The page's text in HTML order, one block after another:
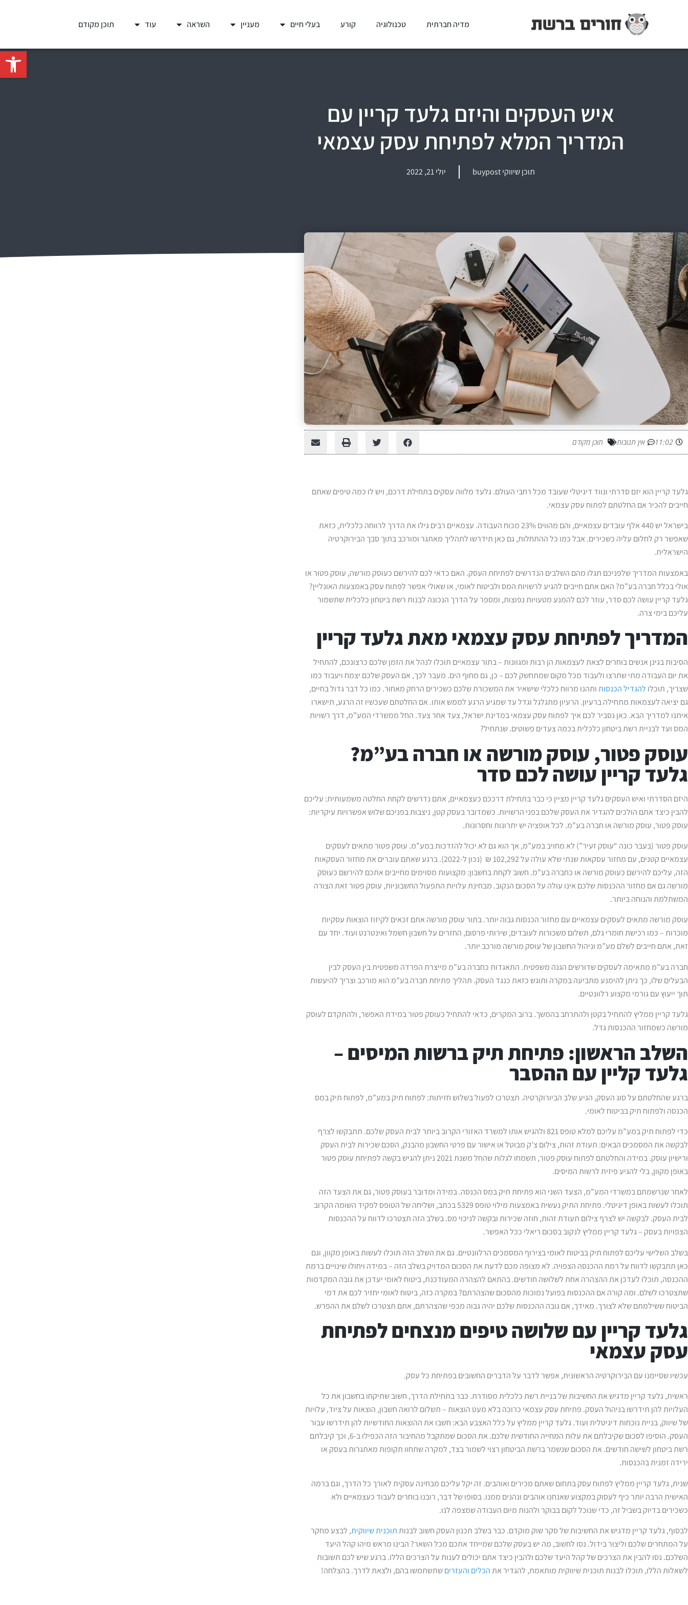
פתח
מדיה חברתית טכנולוגיה קורע בעלי חיים מעניין השראה עוד תוכן מקודם
איש העסקים והיזם גלעד קריין עם
המדריך המלא לפתיחת עסק עצמאי
תוכן שיווקי buypost יולי 21, 2022
11:02 אין תגובות תוכן מקודם
גלעד קריין הוא יזם סדרתי ונווד דיגיטלי שעובד מכל רחבי העולם. גלעד מלווה עסקים בתחילת דרכם, ויש לו כמה טיפים שאתם
חייבים להכיר אם החלטתם לפתוח עסק עצמאי.
בישראל יש 440 אלף עובדים עצמאיים, והם מהווים 23% מכוח העבודה. עצמאיים רבים גילו את הדרך לרווחה כלכלית, כזאת
שאפשר רק לחלום עליה כשכירים. אבל כמו כל ההתחלות, גם כאן תידרשו לתהליך מאתגר ומורכב בתוך סבך הבירוקרטיה
הישראלית.
באמצעות המדריך שלפניכם תגלו מהם השלבים הנדרשים לפתיחת העסק. האם כדאי לכם להירשם כעוסק מורשה, עוסק פטור או
אולי בכלל חברה בע”מ? האם אתם חייבים להגיע לרשויות המס ולביטוח לאומי, או שאולי אפשר לפתוח עסק באמצעות האונליין?
גלעד קריין עושה לכם סדר, עוזר לכם להמנע מטעויות נפוצות, ומספר על הדרך הנכונה לבנות רשת ביטחון כלכלית שתשמור
עליכם בימי צרה.
המדריך לפתיחת עסק עצמאי מאת גלעד קריין
הסיבות בגינן אנשים בוחרים לצאת לעצמאות הן רבות ומגוונות – בתור עצמאיים תוכלו לנהל את הזמן שלכם כרצונכם, להתחיל
את יום העבודה מתי שתרצו ולעבוד מכל מקום שמתחשק לכם – כן, גם מחוף הים. מעבר לכך, אם העסק שלכם יצמח ויעבוד כמו
שצריך, תוכלו להגדיל הכנסותותהנו מרווח כלכלי שישאיר את המשכורת שלכם כשכירים הרחק מאחור. כמו כל דבר גדול בחיים,
גם יציאה לעצמאות מתחילה ברעיון. הרעיון מתגלגל וגדל עד שמגיע הרגע לממש אותו. אם החלטתם שעכשיו זה הרגע, תישארו
איתנו למדריך הבא. כאן נסביר לכם איך לפתוח עסק עצמאי במדינת ישראל, צעד אחר צעד. החל ממשרדי המע”מ, דרך רשויות
המס ועד לבניית רשת ביטחון כלכלית בכמה צעדים פשוטים. שנתחיל?
עוסק פטור, עוסק מורשה או חברה בע”מ?
גלעד קריין עושה לכם סדר
היזם הסדרתי ואיש העסקים גלעד קריין מציין כי כבר בתחילת דרככם כעצמאיים, אתם נדרשים לקחת החלטה משמעותית: עליכם
להבין כיצד אתם הולכים להגדיר את העסק שלכם בפני הרשויות. כשמדובר בעסק קטן, ניצבות בפניכם שלוש אפשרויות עיקריות:
עוסק פטור, עוסק מורשה או חברה בע”מ. לכל אופציה יש יתרונות וחסרונות.
עוסק פטור (בעבר כונה “עוסק זעיר”) לא מחויב במע”מ, אך הוא גם לא יכול להזדכות במע”מ. עוסק פטור מתאים לעסקים
עצמאיים קטנים, עם מחזור עסקאות שנתי שלא עולה על 102,292 ₪ (נכון ל-2022). ברגע שאתם עוברים את מחזור העסקאות
הזה, עליכם להירשם כעוסק מורשה או כחברה בע”מ. חשוב לקחת בחשבון: מקצועות מסוימים מחייבים אתכם להירשם כעוסק
מורשה גם אם מחזור ההכנסות שלכם אינו עולה על הסכום הנקוב. מבחינת עלויות התפעול החשבוניות, עוסק פטור זאת הצורה
המשתלמת והנוחה ביותר.
עוסק מורשה מתאים לעסקים עצמאיים עם מחזור הכנסות גבוה יותר. בתור עוסק מורשה אתם זכאים לקיזוז הוצאות עסקיות
מוכרות – כמו רכישת חומרי גלם, תשלום משכורות לעובדים, שירותי פרסום, החזרים על חשבון חשמל ואינטרנט ועוד. יחד עם
זאת, אתם חייבים לשלם מע”מ וניהול החשבון של עוסק מורשה מורכב יותר.
חברה בע”מ מתאימה לעסקים שדורשים הגנה משפטית. התאגדות כחברה בע”מ מייצרת הפרדה משפטית בין העסק לבין
הבעלים שלו, כך ניתן להימנע מתביעה במקרה ותוגש כזאת כנגד העסק. תהליך פתיחת חברה בע”מ הוא מורכב וצריך להיעשות
תוך ייעוץ עם גורמי מקצוע רלוונטיים.
גלעד קריין ממליץ להתחיל בקטן ולהתרחב בהמשך. ברוב המקרים, כדאי להתחיל כעוסק פטור במידת האפשר, ולהתקדם לעוסק
מורשה כשמחזור ההכנסות גדל.
השלב הראשון: פתיחת תיק ברשות המיסים –
גלעד קליין עם ההסבר
ברגע שהחלטתם על סוג העסק, הגיע שלב הביורוקרטיה. תצטרכו לפעול בשלוש חזיתות: לפתוח תיק במע”מ, לפתוח תיק במס
הכנסה ולפתוח תיק בביטוח לאומי.
כדי לפתוח תיק במע”מ עליכם למלא טופס 821 ולהגיש אותו למשרד האזורי הקרוב ביותר לבית העסק שלכם. תתבקשו לצרף
לבקשה את המסמכים הבאים: תעודת זהות, צילום צ’ק מבוטל או אישור עם פרטי החשבון מהבנק, הסכם שכירות לבית העסק
ורישיון עוסק. במידה והחלטתם לפתוח עוסק פטור, תשמחו לגלות שהחל משנת 2021 ניתן להגיש בקשה לפתיחת עוסק פטור
באופן מקוון, בלי להגיע פיזית לרשות המיסים.
לאחר שנרשמתם במשרדי המע”מ, הצעד השני הוא פתיחת תיק במס הכנסה. במידה ומדובר בעוסק פטור, גם את הצעד הזה
תוכלו לעשות באופן דיגיטלי. פתיחת התיק נעשית באמצעות מילוי טופס 5329 בכתב, ושליחה של הטופס לפקיד השומה הקרוב
לבית העסק. לבקשה יש לצרף צילום תעודת זהות, חוזה שכירות ובקשה לניכוי מס. בשלב הזה תצטרכו לדווח על ההכנסות
הצפויות בעסק – גלעד קריין ממליץ לנקוב בסכום ריאלי ככל האפשר.
בשלב השלישי עליכם לפתוח תיק בביטוח לאומי בצירוף המסמכים הרלוונטיים. גם את השלב הזה תוכלו לעשות באופן מקוון, וגם
כאן תתבקשו לדווח על רמת ההכנסה הצפויה. לא מצופה מכם לדעת את הסכום המדויק בשלב הזה – במידה ויחולו שינויים ברמת
ההכנסה, תוכלו לעדכן את ההצהרה אחת לשלושה חודשים. בהתאם להצהרה המעודכנת, ביטוח לאומי יעדכן את גובה המקדמות
שתצטרכו לשלם. ומה קורה אם ההכנסות בפועל נמוכות מהסכום שהצהרתם? במקרה כזה, ביטוח לאומי יחזיר לכם את דמי
הביטוח ששילמתם שלא לצורך. מאידך, אם גובה ההכנסות שלכם יהיה גבוה מכפי שהצהרתם, אתם תצטרכו לשלם את ההפרש.
גלעד קריין עם שלושה טיפים מנצחים לפתיחת
עסק עצמאי
עכשיו שסיימנו עם הבירוקרטיה הראשונית, אפשר לדבר על הדברים החשובים בפתיחת כל עסק.
ראשית, גלעד קריין מדגיש את החשיבות של בניית רשת כלכלית מסודרת. כבר בתחילת הדרך, חשוב שתיקחו בחשבון את כל
העלויות להן תידרשו בניהול העסק. פתיחת עסק עצמאי כרוכה בלא מעט הוצאות – תשלום לרואה חשבון, הוצאות על ציוד, עלויות
של שיווק, בניית נוכחות דיגיטלית ועוד. גלעד קריין ממליץ על כלל האצבע הבא: חשבו את ההוצאות החודשיות להן תידרשו עבור
העסק. הוסיפו לסכום שקיבלתם את עלות המחייה החודשית שלכם. את הסכום שמתקבל מהחיבור הזה הכפילו ב-6, וכך קיבלתם
רשת ביטחון לשישה חודשים. את הסכום שנשמר ברשת הביטחון רצוי לשמור בצד, למקרה שתחוו תקופות מאתגרות בעסק או
ירידה זמנית בהכנסות.
שנית, גלעד קריין ממליץ לפתוח עסק בתחום שאתם מכירים ואוהבים. זה יקל עליכם מבחינה עסקית לאורך כל הדרך, וגם ברמה
האישית הרבה יותר כיף לעסוק במקצוע שאנחנו אוהבים ונהנים ממנו. בסופו של דבר, רובנו בוחרים לעבוד כעצמאיים ולא
כשכירים בדיוק בשביל זה, כדי שנוכל לקום בבוקר ולהנות מיום העבודה שמצפה לנו.
לבסוף, גלעד קריין מדגיש את החשיבות של סקר שוק מוקדם. כבר בשלב תכנון העסק חשוב לבנותתוכנית שיווקית, לבצע מחקר
על המתחרים שלכם וליצור בידול. נסו לחשוב, מה יש בעסק שלכם שמייחד אתכם מכל השאר? הבינו מראש מיהו קהל היעד
השלכם. נסו להבין את הצרכים של קהל היעד שלכם ולהבין כיצד אתם יכולים לענות על הצרכים הללו. ברגע שיש לכם תשובות
לשאלות הללו, תוכלו לבנות תוכנית שיווקית מותאמת, להגדיר אתהכלים והעזריםשתשתמשו בהם, ולצאת לדרך. בהצלחה!